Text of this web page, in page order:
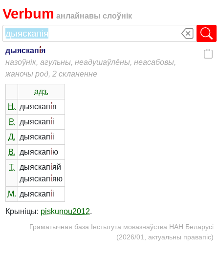
Verbum анлайнавы слоўнік
дыяскапі́я
назоўнік, агульны, неадушаўлёны, неасабовы,
жаночы род, 2 скланенне
адз.
Н. дыяскапі́я
Р.
дыяскапі́і
Д. дыяскапі́і
В. дыяскапі́ю
Т.
дыяскапі́яй
дыяскапі́яю
М. дыяскапі́і
Крыніцы: piskunou2012.
Граматычная база Інстытута мовазнаўства НАН Беларусі
(2026/01, актуальны правапіс)